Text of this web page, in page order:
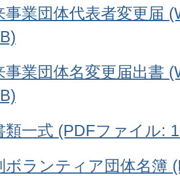
事業団体代表者変更届
事業団体名変更届出書
類一式 (PDFファイル:
ボランティア団体名簿